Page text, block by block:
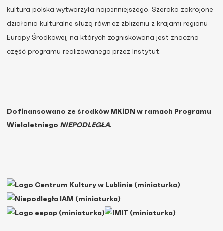
kultura polska wytworzyła najcenniejszego. Szeroko zakrojone
działania kulturalne służą również zbliżeniu z krajami regionu
Europy Środkowej, na których zogniskowana jest znaczna
część programu realizowanego przez Instytut.
Dofinansowano ze środków MKiDN w ramach Programu
Wieloletniego NIEPODLEGŁA.